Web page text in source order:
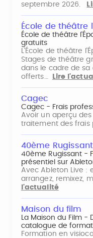
septembre 2026.
École de théâtre
École de théâtre
gratuits
L'École de théâtre
Stages de théâtre
dans le cadre de
offerts…
Lire
Cagec
Cagec - Frais
Avoir un aperçu
traitement des frais
40ème Rugissant
40ème Rugissant -
présentiel sur
Avec Ableton Live :
arrangez, remixez,
l'actualité
Maison du film
La Maison du Film
catalogue de
Formation en